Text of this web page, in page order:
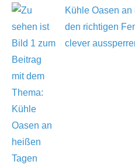
Kühle Oasen
den richtigen
clever